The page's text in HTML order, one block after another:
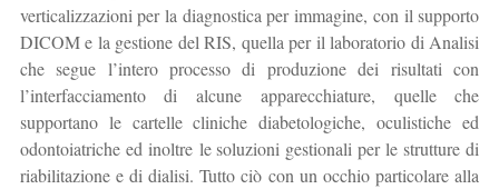
verticalizzazioni per la diagnostica per immagine, con il supporto
DICOM e la gestione del RIS, quella per il laboratorio di Analisi
che segue l’intero processo di produzione dei risultati con
l’interfacciamento di alcune apparecchiature, quelle che
supportano le cartelle cliniche diabetologiche, oculistiche ed
odontoiatriche ed inoltre le soluzioni gestionali per le strutture di
riabilitazione e di dialisi. Tutto ciò con un occhio particolare alla